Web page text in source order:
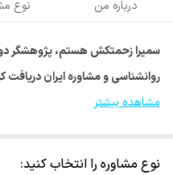
درباره من نوع
سمیرا زحمتکش هستم، پژوهشگر
روانشناسی و مشاوره ایران دریافت
مشاهده بیشتر
نوع مشاوره را انتخاب کنید: